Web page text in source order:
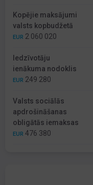
Kopējie maksājumi
valsts kopbudžetā
EUR 2 060 020
Iedzīvotāju
ienākuma nodoklis
EUR 249 280
Valsts sociālās
apdrošināšanas
obligātās iemaksas
EUR 476 380